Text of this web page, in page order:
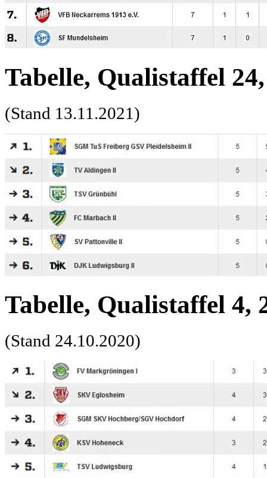
Tabelle, Qualistaffel
(Stand 13.11.2021)
Tabelle, Qualistaffel 4,
(Stand 24.10.2020)